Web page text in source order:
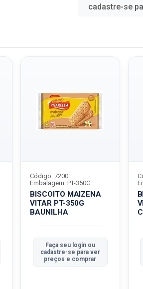
cadastre-se
BISCOITO MAIZENA
VITAR PT-350G
BAUNILHA
Código: 7200
Embalagem: PT-350G
Faça seu login ou
cadastre-se para ver
preços e comprar